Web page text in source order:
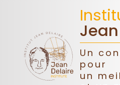
Un
pour
un
ACCUEIL